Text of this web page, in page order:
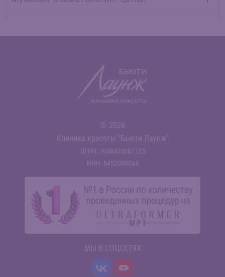
© 2026
Клиника красоты "Бьюти Лаунж"
ОГРН: 1046405007725
ИНН: 6452088844
МЫ В СОЦСЕТЯХ